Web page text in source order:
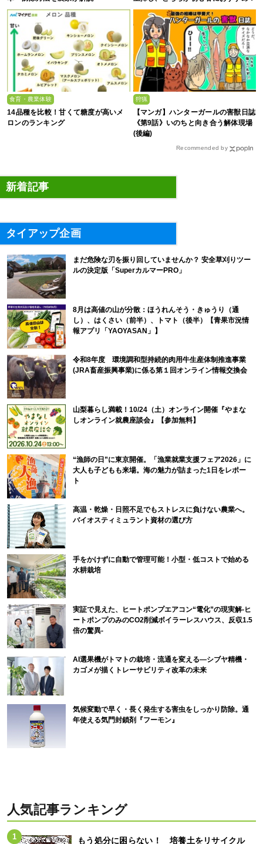
食育・農業体験
14品種を比較！甘くて糖度が高いメ
ロンのランキング
狩猟
【マンガ】ハンターガールの害獣日誌
《第9話》いのちと向き合う解体現場
(後編)
Recommended by
新着記事
タイアップ企画
まだ危険な刃を振り回していませんか？ 安全草刈りツー
ルの決定版「SuperカルマーPRO」
8月は高値の山が分散：ほうれんそう・きゅうり（通
し）、はくさい（前半）、トマト（後半）【青果市況情
報アプリ「YAOYASAN」】
令和8年度 環境調和型持続的肉用牛生産体制推進事業
(JRA畜産振興事業)に係る第１回オンライン情報交換会
山梨暮らし満載！10/24（土）オンライン開催『やまな
しオンライン就農座談会』【参加無料】
“漁師の日”に東京開催。「漁業就業支援フェア2026」に
大人も子どもも来場。海の魅力が詰まった1日をレポー
ト
高温・乾燥・日照不足でもストレスに負けない農業へ。
バイオスティミュラント資材の選び方
手をかけずに自動で管理可能！小型・低コストで始める
水耕栽培
実証で見えた、ヒートポンプエアコン“電化”の現実解-ヒ
ートポンプのみのCO2削減ボイラーレスハウス、反収1.5
倍の驚異-
AI選果機がトマトの栽培・流通を変える―シブヤ精機・
カゴメが描くトレーサビリティ改革の未来
気候変動で早く・長く発生する害虫をしっかり防除。通
年使える気門封鎖剤『フーモン』
人気記事ランキング
もう処分に困らない！ 培養土をリサイクル